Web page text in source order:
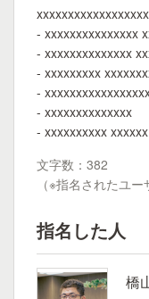
- xxxxxxxxxxxxxxx
- xxxxxxxxxxxxxx
- xxxxxxxxx
-
- xxxxxxxxxxxxxx
- xxxxxxxxxx
文字数：382
（※指名されたユ
指名した人
橋